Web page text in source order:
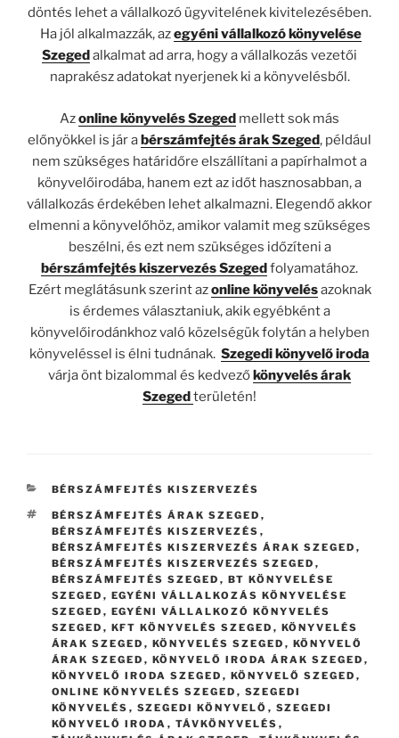
döntés lehet a vállalkozó ügyvitelének kivitelezésében.
Ha jól alkalmazzák, azegyéni vállalkozó könyvelése
Szegedalkalmat ad arra, hogy a vállalkozás vezetői
naprakész adatokat nyerjenek ki a könyvelésből.
Azonline könyvelés Szeged mellett sok más
előnyökkel is jár abérszámfejtés árak Szeged, például
nem szükséges határidőre elszállítani a papírhalmot a
könyvelőirodába, hanem ezt az időt hasznosabban, a
vállalkozás érdekében lehet alkalmazni. Elegendő akkor
elmenni a könyvelőhöz, amikor valamit meg szükséges
beszélni, és ezt nem szükséges időzíteni a
bérszámfejtés kiszervezés Szegedfolyamatához.
Ezért meglátásunk szerint azonline könyvelésazoknak
is érdemes választaniuk, akik egyébként a
könyvelőirodánkhoz való közelségük folytán a helyben
könyveléssel is élni tudnának. Szegedi könyvelő iroda
várja önt bizalommal és kedvezőkönyvelés árak
Szegedterületén!
KATEGÓRIÁK
BÉRSZÁMFEJTÉS KISZERVEZÉS
CÍMKÉK
BÉRSZÁMFEJTÉS ÁRAK SZEGED ,
BÉRSZÁMFEJTÉS KISZERVEZÉS ,
BÉRSZÁMFEJTÉS KISZERVEZÉS ÁRAK SZEGED ,
BÉRSZÁMFEJTÉS KISZERVEZÉS SZEGED ,
BÉRSZÁMFEJTÉS SZEGED , BT KÖNYVELÉSE
SZEGED , EGYÉNI VÁLLALKOZÁS KÖNYVELÉSE
SZEGED , EGYÉNI VÁLLALKOZÓ KÖNYVELÉS
SZEGED , KFT KÖNYVELÉS SZEGED , KÖNYVELÉS
ÁRAK SZEGED , KÖNYVELÉS SZEGED , KÖNYVELŐ
ÁRAK SZEGED , KÖNYVELŐ IRODA ÁRAK SZEGED ,
KÖNYVELŐ IRODA SZEGED , KÖNYVELŐ SZEGED ,
ONLINE KÖNYVELÉS SZEGED , SZEGEDI
KÖNYVELÉS , SZEGEDI KÖNYVELŐ , SZEGEDI
KÖNYVELŐ IRODA , TÁVKÖNYVELÉS ,